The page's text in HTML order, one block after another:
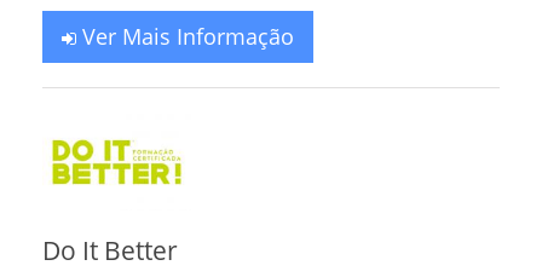
Ver Mais Informação
Do It Better